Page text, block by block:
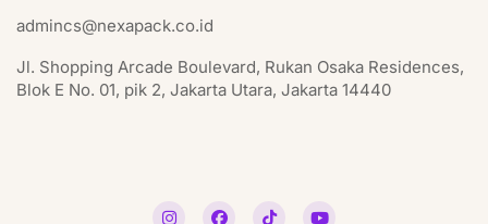
admincs@nexapack.co.id
Jl. Shopping Arcade Boulevard, Rukan Osaka Residences,
Blok E No. 01, pik 2, Jakarta Utara, Jakarta 14440